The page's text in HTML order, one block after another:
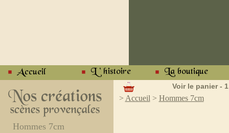
Hommes 7cm
Voir le panier -
> Accueil > Hommes 7cm